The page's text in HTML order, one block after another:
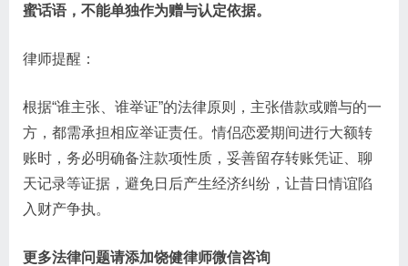
蜜话语，不能单独作为赠与认定依据。
律师提醒：
根据“谁主张、谁举证”的法律原则，主张借款或赠与的一
方，都需承担相应举证责任。情侣恋爱期间进行大额转
账时，务必明确备注款项性质，妥善留存转账凭证、聊
天记录等证据，避免日后产生经济纠纷，让昔日情谊陷
入财产争执。
更多法律问题请添加饶健律师微信咨询